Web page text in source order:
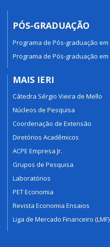
PÓS-GRADUAÇÃO
Programa de Pós-graduação em
Programa de Pós-graduação
MAIS IERI
Cátedra Sérgio Vieira de Mello
Núcleos de Pesquisa
Coordenação de Extensão
Diretórios Acadêmicos
ACPE Empresa Jr.
Grupos de Pesquisa
Laboratórios
PET Economia
Revista Economia Ensaios
Liga de Mercado Financeiro (LMF)